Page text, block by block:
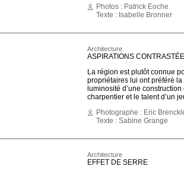
Photos : Patrick Eoche
Texte : Isabelle Bronner
Architecture
ASPIRATIONS
La région est plutôt connue
propriétaires lui ont préféré
luminosité d’une
charpentier et le talent d’un
Photographe : Eric
Texte : Sabine Grange
Architecture
EFFET DE SERRE